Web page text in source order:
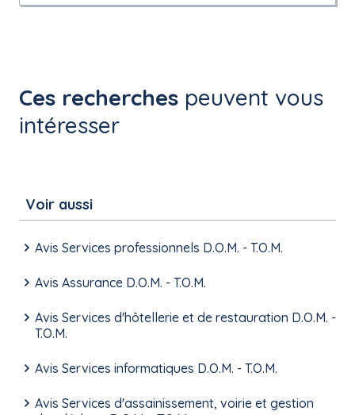
Ces recherches peuvent vous
intéresser
Voir aussi
Avis Services professionnels D.O.M. - T.O.M.
Avis Assurance D.O.M. - T.O.M.
Avis Services d'hôtellerie et de restauration D.O.M. -
T.O.M.
Avis Services informatiques D.O.M. - T.O.M.
Avis Services d'assainissement, voirie et gestion